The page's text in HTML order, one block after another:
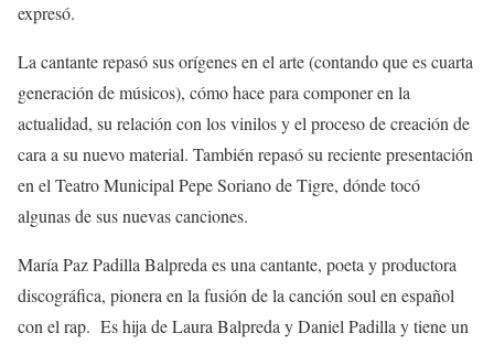
expresó.
La cantante repasó sus orígenes en el arte (contando que es cuarta
generación de músicos), cómo hace para componer en la
actualidad, su relación con los vinilos y el proceso de creación de
cara a su nuevo material. También repasó su reciente presentación
en el Teatro Municipal Pepe Soriano de Tigre, dónde tocó
algunas de sus nuevas canciones.
María Paz Padilla Balpreda es una cantante, poeta y productora
discográfica, pionera en la fusión de la canción soul en español
con el rap. Es hija de Laura Balpreda y Daniel Padilla y tiene un